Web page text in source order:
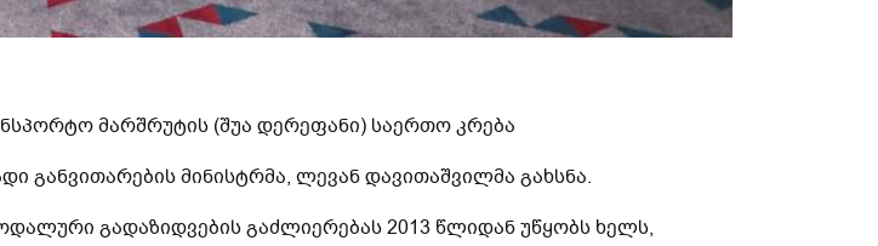
მარშრუტის (შუა დერეფანი) საერთო კრება
განვითარების მინისტრმა, ლევან დავითაშვილმა გახსნა.
გადაზიდვების გაძლიერებას 2013 წლიდან უწყობს ხელს,